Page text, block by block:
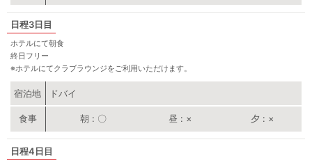
3日目
ホテルにて朝食
終日フリー
※ホテルにてクラブラウンジをご利用いただけます。
宿泊地 ドバイ
朝 〇 昼 × 夕 ×
4日目